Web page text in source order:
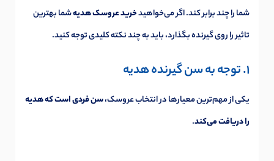
شما را چند برابر کند. اگر می‌خواهیدخرید عروسک هدیهشما بهترین
تاثیر را روی گیرنده بگذارد، باید به چند نکته کلیدی توجه کنید.
1. توجه به سن گیرنده هدیه
یکی از مهم‌ترین معیارها در انتخاب عروسک،سن فردی است که هدیه
را دریافت می‌کند.